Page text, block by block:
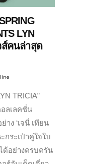
LYN
คนล่าสุด
TRICIA”
อลเลคชั่น
าง ‘เจนี่ เทียน
กระเป๋าคู่ใจใบ
ด้อย่างครบครัน